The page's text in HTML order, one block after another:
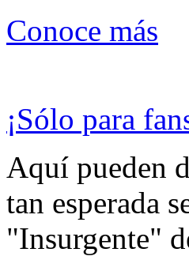
Conoce más
¡Sólo para
Aquí pueden
tan esperada
"Insurgente"